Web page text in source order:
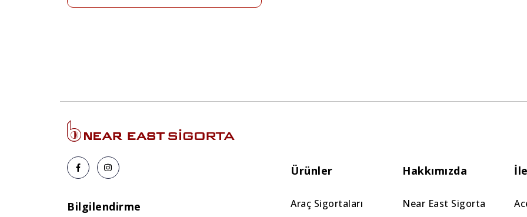
Bilgilendirme
Ürünler
Araç Sigortaları
Hakkımızda
Near East Sigorta